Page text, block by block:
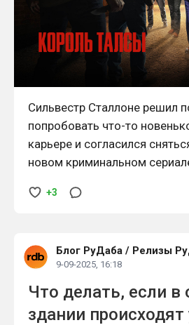
Сильвестр Сталлоне решил
попробовать что-то
карьере и согласился
новом криминальном
+3
Блог РуДаба / Релизы
9-09-2025, 16:18
Что делать, если в
здании происходят